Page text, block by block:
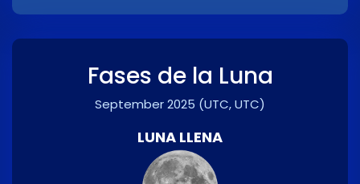
Fases de la Luna
September 2025 (UTC, UTC)
LUNA LLENA